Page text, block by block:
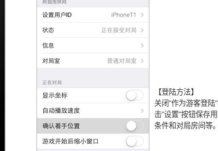
【登陆方法】
关闭"作为游客登
击"设置"按钮保存
条件和对局房间等